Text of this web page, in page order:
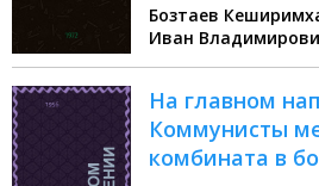
Бозтаев Кеширимхан
Иван
На главном
Коммунисты
комбината в